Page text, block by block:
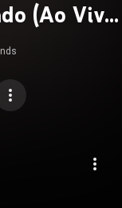
(Ao Vivo